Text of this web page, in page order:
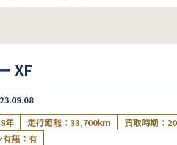
XF
年
走行距離：33,700km 買取時期：
有無：有